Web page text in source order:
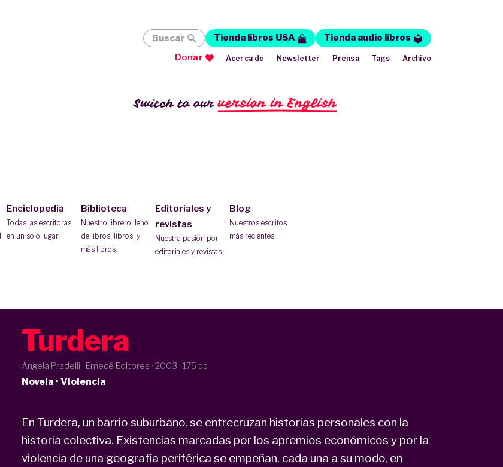
Switch to ourversion in English
Enciclopedia
Todas las escritoras
en un solo lugar.
Biblioteca
Nuestro librero lleno
de libros, libros, y
más libros.
Editoriales y
revistas
Nuestra pasión por
editoriales y revistas.
Blog
Nuestros escritos
más recientes.
Buscar Tienda libros USA
Tienda audio libros
Donar
Acerca de Newsletter Prensa Tags Archivo
Turdera
Ángela Pradelli · Emecé Editores · 2003 · 175 pp
Novela · Violencia
En Turdera, un barrio suburbano, se entrecruzan historias personales con la
historia colectiva. Existencias marcadas por los apremios económicos y por la
violencia de una geografía periférica se empeñan, cada una a su modo, en